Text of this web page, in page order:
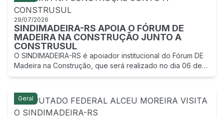
29/07/2026
SINDIMADEIRA-RS APOIA O FÓRUM DE
MADEIRA NA CONSTRUÇÃO JUNTO A
CONSTRUSUL
O SINDIMADEIRA-RS é apoiador institucional do Fórum DE
Madeira na Construção, que será realizado no dia 06 de
agosto de 2026, na sede da FIERGS, em Porto Alegre (RS).
Geral